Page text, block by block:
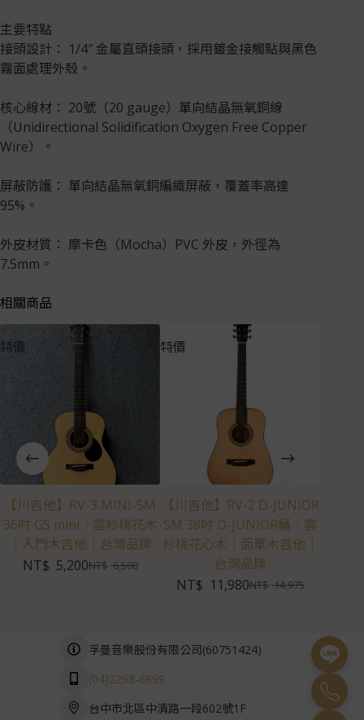
主要特點
接頭設計： 1/4″ 金屬直頭接頭，採用鍍金接觸點與黑色
霧面處理外殼。
核心線材： 20號（20 gauge）單向結晶無氧銅線
（Unidirectional Solidification Oxygen Free Copper
Wire）。
屏蔽防護： 單向結晶無氧銅編織屏蔽，覆蓋率高達
95%。
外皮材質： 摩卡色（Mocha）PVC 外皮，外徑為
7.5mm。
相關商品
特價
【川吉他】RV-3 MINI-SM
36吋 GS mini｜雲杉桃花木
｜入門木吉他｜台灣品牌
NT$ 6,500
NT$ 5,200
特價
【川吉他】RV-2 D-JUNIOR
SM 38吋 D-JUNIOR桶｜雲
杉桃花心木｜面單木吉他｜
台灣品牌
NT$14,975
NT$ 11,980
孚曼音樂股份有限公司(60751424)
(04)2298-6899
台中市北區中清路一段602號1F